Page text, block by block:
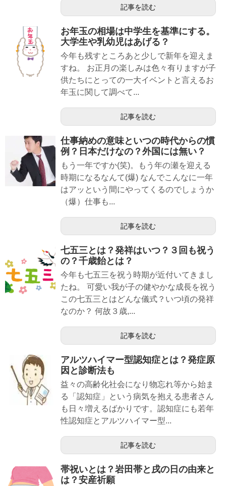
記事を読む
お年玉の相場は中学生を基準にする。
大学生や乳幼児はあげる？
今年も残すところあと少しで新年を迎えま
すね。 お正月の楽しみは色々有りますが子
供たちにとっての一大イベントと言えるお
年玉に関して調べて...
記事を読む
仕事納めの意味といつの時代からの慣
例？日本だけなの？外国には無い？
もう一年ですか(笑)。もう年の瀬を迎える
時期になるなんて(爆) なんでこんなに一年
はアッという間にやってくるのでしょうか
（爆）仕事も...
記事を読む
七五三とは？発祥はいつ？３回も祝う
の？千歳飴とは？
今年も七五三を祝う時期が近付いてきまし
たね。 可愛い我が子の健やかな成長を祝う
この七五三とはどんな儀式？いつ頃の発祥
なのか？ 何故３歳,...
記事を読む
アルツハイマー型認知症とは？発症原
因と診断法も
益々の高齢化社会になり物忘れ等から始ま
る「認知症」という病気を抱える患者さん
も日々増えるばかりです。認知症にも若年
性認知症とアルツハイマー型...
記事を読む
帯祝いとは？岩田帯と戌の日の由来と
は？安産祈願